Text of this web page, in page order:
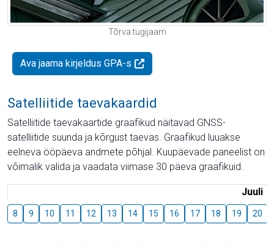
Tõrva tugijaam
Ava jaama kirjeldus GPA-s
Satelliitide taevakaardid
Satelliitide taevakaartide graafikud näitavad GNSS-
satelliitide suunda ja kõrgust taevas. Graafikud luuakse
eelneva ööpäeva andmete põhjal. Kuupäevade paneelist on
võimalik valida ja vaadata viimase 30 päeva graafikuid.
Juuli
8 9 10 11 12 13 14 15 16 17 18 19 20